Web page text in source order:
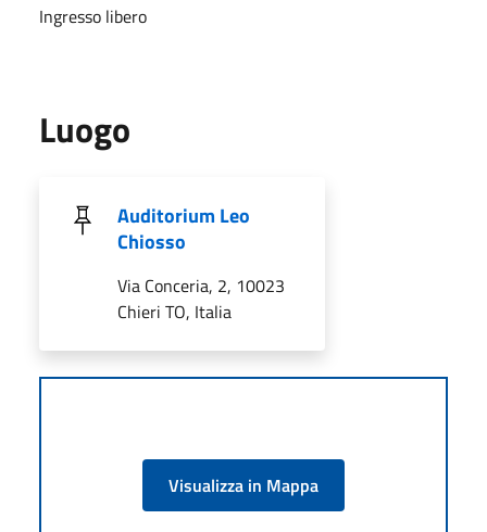
Ingresso libero
Luogo
Auditorium Leo
Chiosso
Via Conceria, 2, 10023
Chieri TO, Italia
Visualizza in Mappa